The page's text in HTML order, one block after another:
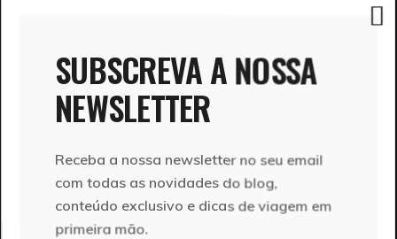
O Ir em Viagem detém osdireitos de autor de todos os
artigos e conteúdos publicados, com exceção de conteúdos
terceiros, que estão devidamente identificados. A
texto) deve ser explicitamente identificado e/ou
autorizado por nós. Neste blog poderão encontrar
banners, links afiliados e conteúdos patrocinados.
SUBSCREVA A NOSSA
NEWSLETTER
Receba a nossa newsletter no seu email
com todas as novidades do blog,
conteúdo exclusivo e dicas de viagem em
primeira mão.